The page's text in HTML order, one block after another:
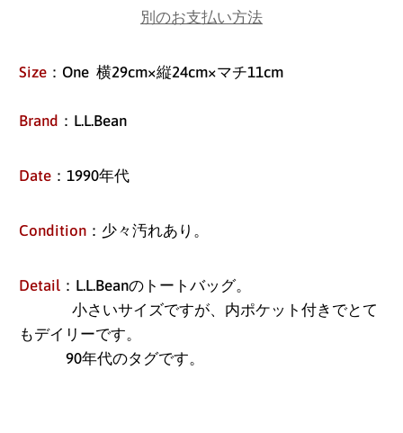
別のお支払い方法
Size ：One 横29cm×縦24cm×マチ11cm
Brand ：L.L.Bean
Date ：1990年代
Condition ：少々汚れあり。
Detail ：L.L.Beanのトートバッグ。
小さいサイズですが、内ポケット付きでとて
もデイリーです。
90年代のタグです。